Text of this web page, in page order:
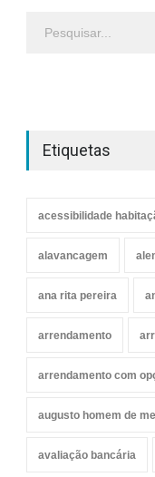
Etiquetas
acessibilidade
alavancagem
ana rita pereira
arrendamento
arrendamento com
augusto homem de
avaliação bancária